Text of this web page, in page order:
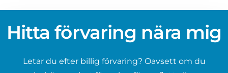
Hitta förvaring nära mig
Letar du efter billig förvaring? Oavsett om du